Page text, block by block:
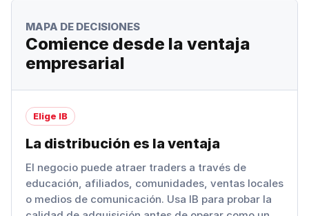
MAPA DE DECISIONES
Comience desde la ventaja
empresarial
Elige IB
La distribución es la ventaja
El negocio puede atraer traders a través de
educación, afiliados, comunidades, ventas locales
o medios de comunicación. Usa IB para probar la